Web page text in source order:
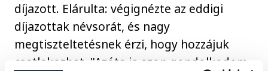
díjazott. Elárulta: végignézte az eddigi
díjazottak névsorát, és nagy
megtiszteltetésnek érzi, hogy hozzájuk
csatlakozhat. "Azóta is azon gondolkodom,